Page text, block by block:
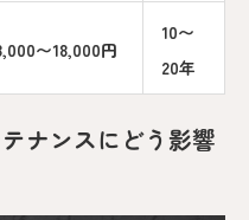
〜18,000円
10〜
20年
ナンスにどう影響